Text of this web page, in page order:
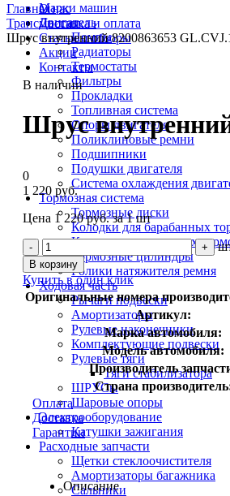
О нас
Доставка и оплата
Статьи и обзоры
Акции
Контакты
Марки машин
Двигатель
Помпы
Радиаторы
Термостаты
Фильтры
Прокладки
Топливная система
Опоры двигателя
Поликлиновые ремни
Подшипники
Подушки двигателя
Система охлаждения
Тормозная система
Тормозные диски
Колодки для барабанных
Колодки для дисковых
Тормозные цилиндры
Ролики натяжителя ремня
Ходовая часть
Рычаги подвески
Амортизаторы
Рулевые наконечники
Комплектующие подвески
Рулевые тяги
Тяги стабилизатора
ШРУСы
Шаровые опоры
Электрооборудование
Катушки зажигания
Расходные запчасти
Щетки стеклоочистителя
Амортизаторы багажника
Сальники
Главная
Трансмиссия
Шрус внутренний 8200863653
В наличии
Шрус
0
1 220 руб.
Цена 1 220 руб. за 1 шт
- +
В корзину
Купить в один клик
Оригинальные номера
Артикул:
Марка автомобиля:
Модель автомобиля:
Производитель
Страна
Оплата
Доставка
Гарантии
Описание